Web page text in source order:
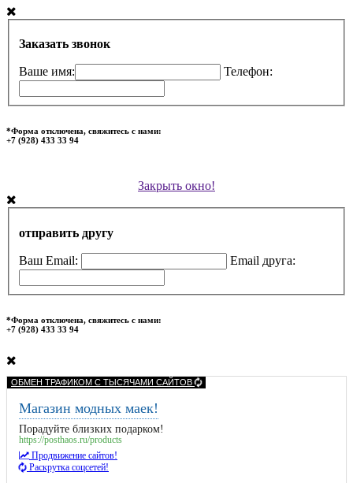
Заказать звонок
Ваше имя: Телефон:
*Форма отключена, свяжитесь с нами:
+7 (928) 433 33 94
Закрыть окно!
отправить другу
Ваш Email: Email друга:
*Форма отключена, свяжитесь с нами:
+7 (928) 433 33 94
ОБМЕН ТРАФИКОМ С ТЫСЯЧАМИ САЙТОВ
Магазин модных маек!
Порадуйте близких подарком!
https://posthaos.ru/products
Продвижение сайтов!
Раскрутка соцсетей!